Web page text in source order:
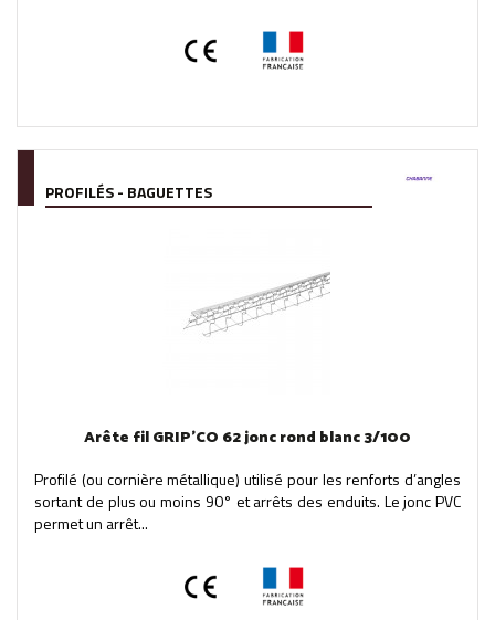
PROFILÉS - BAGUETTES
Arête fil GRIP'CO 62 jonc rond blanc 3/100
Profilé (ou cornière métallique) utilisé pour les renforts d’angles
sortant de plus ou moins 90° et arrêts des enduits. Le jonc PVC
permet un arrêt...